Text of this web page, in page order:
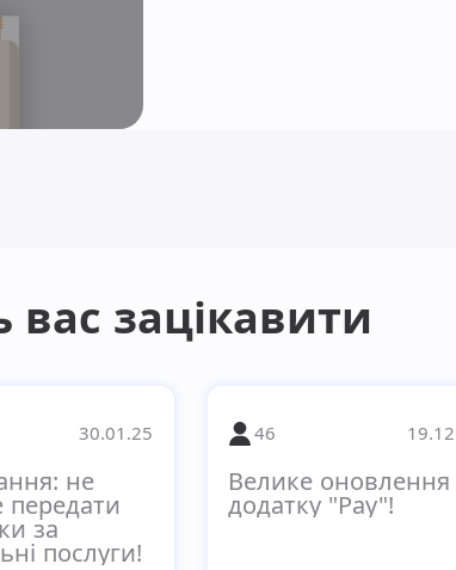
вас зацікавити
30.01.25
не
передати
за
послуги!
46
Велике оновлення
додатку "Pay"!